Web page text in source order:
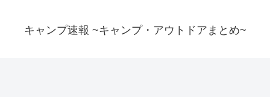
キャンプ速報 ~キャンプ・アウトドアまとめ~